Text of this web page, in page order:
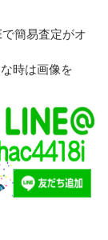
簡易査定がオ
時は画像を